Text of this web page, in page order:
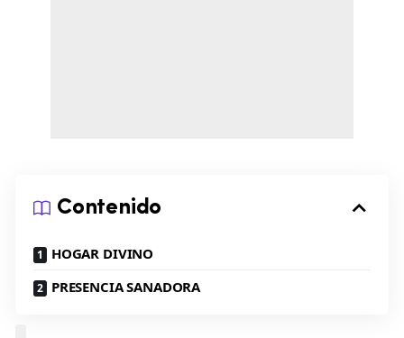
Contenido
HOGAR DIVINO
PRESENCIA SANADORA